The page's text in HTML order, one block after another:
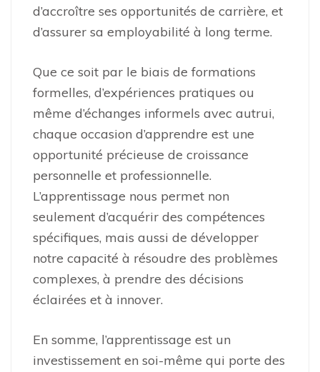
d’accroître ses opportunités de carrière, et
d’assurer sa employabilité à long terme.
Que ce soit par le biais de formations
formelles, d’expériences pratiques ou
même d’échanges informels avec autrui,
chaque occasion d’apprendre est une
opportunité précieuse de croissance
personnelle et professionnelle.
L’apprentissage nous permet non
seulement d’acquérir des compétences
spécifiques, mais aussi de développer
notre capacité à résoudre des problèmes
complexes, à prendre des décisions
éclairées et à innover.
En somme, l’apprentissage est un
investissement en soi-même qui porte des